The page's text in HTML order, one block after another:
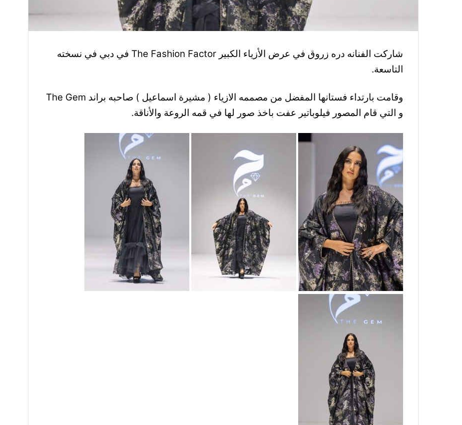
شاركت الفنانه دره زروق في عرض الأزياء الكبير The Fashion Factor في دبي في نسخته
التاسعة.
وقامت بارتداء فستانها المفضل من مصممه الازياء ( مشيرة اسماعيل ) صاحبه براند The Gem
و التي قام المصور فيلوباتير عفت باخذ صور لها في قمه الروعة والأناقة.